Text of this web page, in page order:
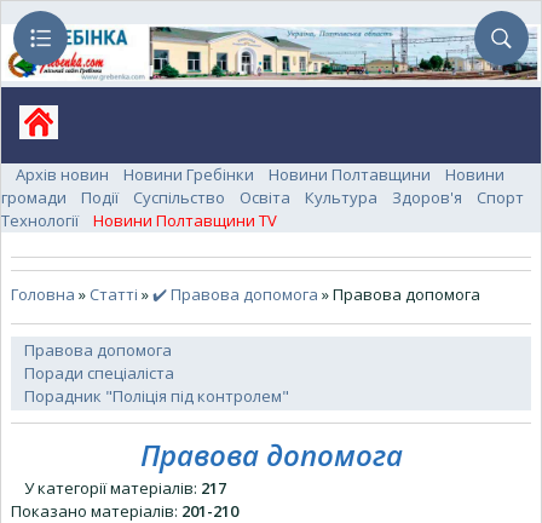
Архів новин Новини Гребінки Новини Полтавщини
Новини
громади
Події Суспільство Освіта Культура Здоров'я
Спорт
Технології
Новини Полтавщини TV
Головна » Статті »✔️ Правова допомога » Правова допомога
Правова допомога
Поради спеціаліста
Порадник "Поліція під контролем"
Правова допомога
У категорії матеріалів: 217
Показано матеріалів: 201-210